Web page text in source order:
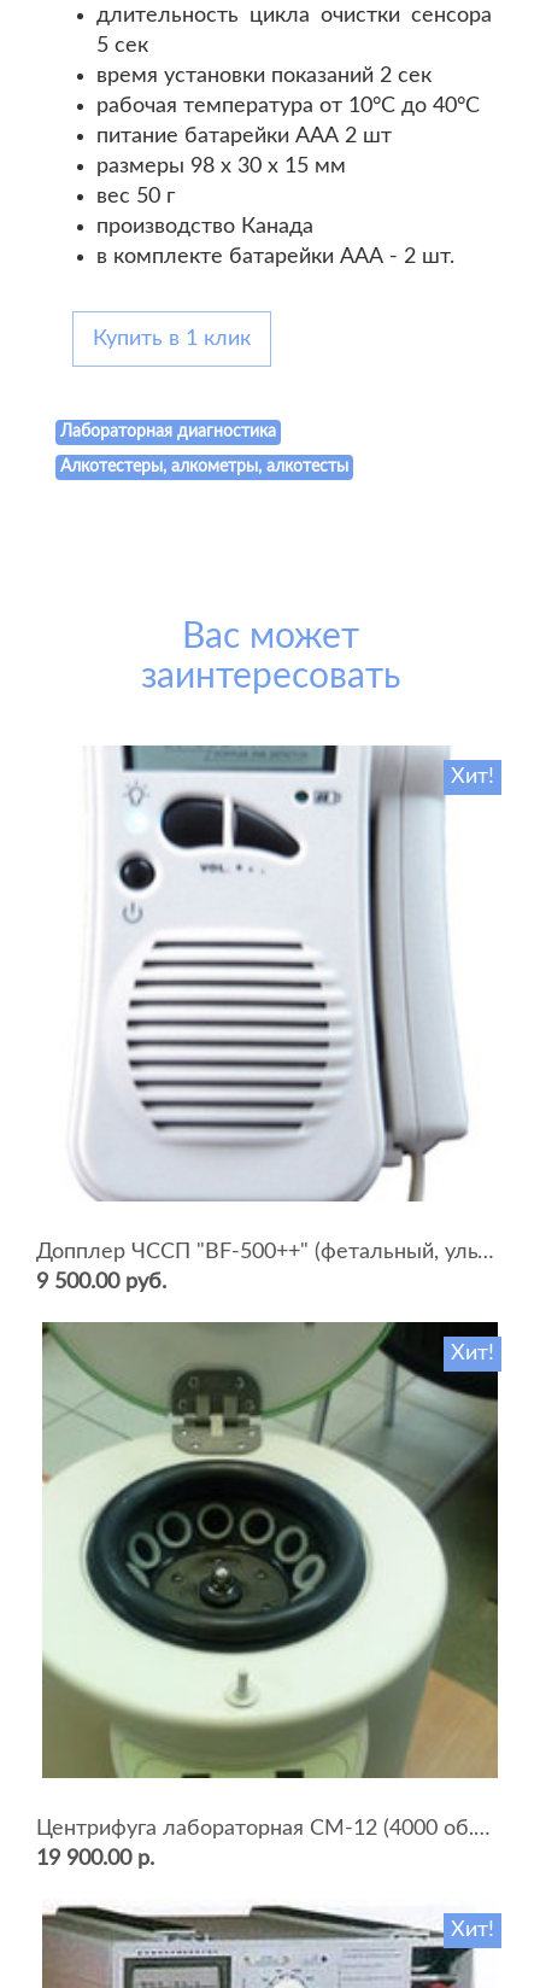
длительность цикла очистки сенсора
5 сек
время установки показаний 2 сек
рабочая температура от 10°C до 40°С
питание батарейки ААА 2 шт
размеры 98 х 30 х 15 мм
вес 50 г
производство Канада
в комплекте батарейки ААА - 2 шт.
Купить в 1 клик
Лабораторная диагностика
Алкотестеры, алкометры, алкотесты
Вас может
заинтересовать
Хит!
Допплер ЧССП "BF-500++" (фетальный, ультразвуковой)
9 500.00 руб.
Хит!
Центрифуга лабораторная СМ-12 (4000 об.мин, 12 пробирок)
19 900.00 р.
Хит!